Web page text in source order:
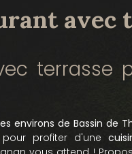
avec
terrasse
environs de Bassin de
pour profiter d'une